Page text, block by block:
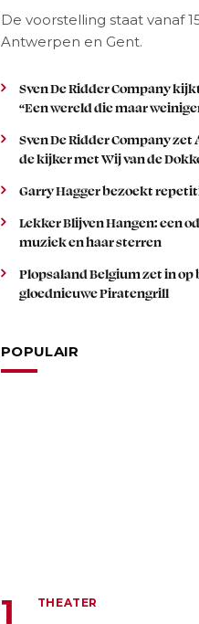
De voorstelling staat vanaf
Antwerpen en Gent.
Sven De Ridder Company
“Een wereld die maar
Sven De Ridder Company
de kijker met Wij van de
Garry Hagger bezoekt
Lekker Blijven Hangen: een
muziek en haar sterren
Plopsaland Belgium zet in op
gloednieuwe Piratengrill
POPULAIR
THEATER